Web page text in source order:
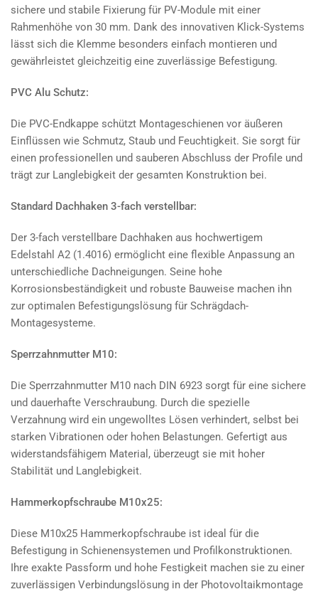
sichere und stabile Fixierung für PV-Module mit einer
Rahmenhöhe von 30 mm. Dank des innovativen Klick-Systems
lässt sich die Klemme besonders einfach montieren und
gewährleistet gleichzeitig eine zuverlässige Befestigung.
PVC Alu Schutz:
Die PVC-Endkappe schützt Montageschienen vor äußeren
Einflüssen wie Schmutz, Staub und Feuchtigkeit. Sie sorgt für
einen professionellen und sauberen Abschluss der Profile und
trägt zur Langlebigkeit der gesamten Konstruktion bei.
Standard Dachhaken 3-fach verstellbar:
Der 3-fach verstellbare Dachhaken aus hochwertigem
Edelstahl A2 (1.4016) ermöglicht eine flexible Anpassung an
unterschiedliche Dachneigungen. Seine hohe
Korrosionsbeständigkeit und robuste Bauweise machen ihn
zur optimalen Befestigungslösung für Schrägdach-
Montagesysteme.
Sperrzahnmutter M10:
Die Sperrzahnmutter M10 nach DIN 6923 sorgt für eine sichere
und dauerhafte Verschraubung. Durch die spezielle
Verzahnung wird ein ungewolltes Lösen verhindert, selbst bei
starken Vibrationen oder hohen Belastungen. Gefertigt aus
widerstandsfähigem Material, überzeugt sie mit hoher
Stabilität und Langlebigkeit.
Hammerkopfschraube M10x25:
Diese M10x25 Hammerkopfschraube ist ideal für die
Befestigung in Schienensystemen und Profilkonstruktionen.
Ihre exakte Passform und hohe Festigkeit machen sie zu einer
zuverlässigen Verbindungslösung in der Photovoltaikmontage